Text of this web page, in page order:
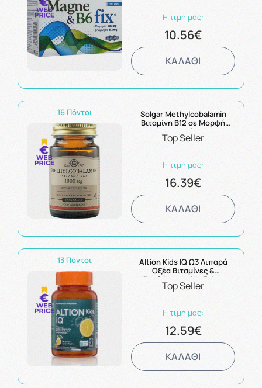
Η τιμή μας:
10.56€
ΚΑΛΑΘΙ
16 Πόντοι
Solgar Methylcobalamin
Βιταμίνη Β12 σε Μορφή
Μεθυλοκοβαλιμίνης 1000mg
30Nuggets
Top Seller
Η τιμή μας:
16.39€
ΚΑΛΑΘΙ
13 Πόντοι
Altion Kids IQ Ω3 Λιπαρά
Οξέα Βιταμίνες &
Ψευδάργυρο Με Γεύση
Λεμόνι 60 ζελεδάκια
Top Seller
Η τιμή μας:
12.59€
ΚΑΛΑΘΙ